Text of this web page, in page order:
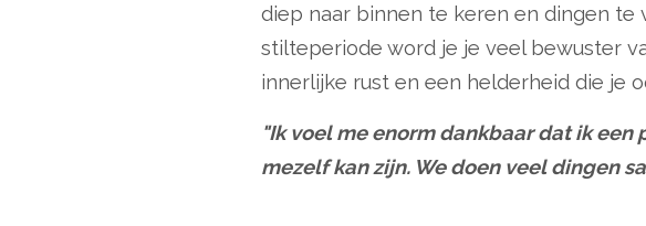
diep naar binnen te keren en dingen te
stilteperiode word je je veel bewuster
innerlijke rust en een helderheid die je
"Ik voel me enorm dankbaar dat ik
mezelf kan zijn. We doen veel dingen